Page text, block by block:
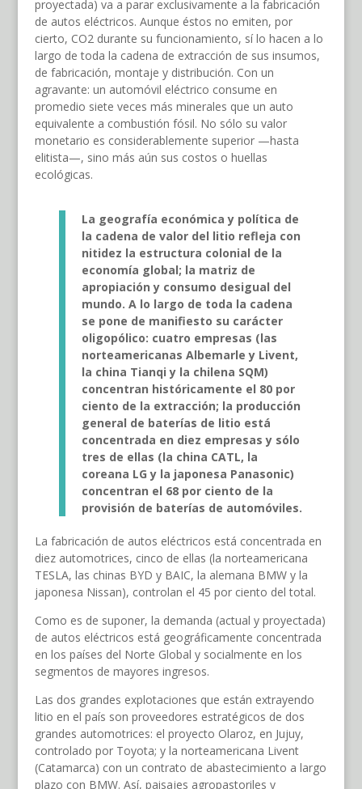
proyectada) va a parar exclusivamente a la fabricación
de autos eléctricos. Aunque éstos no emiten, por
cierto, CO2 durante su funcionamiento, sí lo hacen a lo
largo de toda la cadena de extracción de sus insumos,
de fabricación, montaje y distribución. Con un
agravante: un automóvil eléctrico consume en
promedio siete veces más minerales que un auto
equivalente a combustión fósil. No sólo su valor
monetario es considerablemente superior —hasta
elitista—, sino más aún sus costos o huellas
ecológicas.
La geografía económica y política de
la cadena de valor del litio refleja con
nitidez la estructura colonial de la
economía global; la matriz de
apropiación y consumo desigual del
mundo. A lo largo de toda la cadena
se pone de manifiesto su carácter
oligopólico: cuatro empresas (las
norteamericanas Albemarle y Livent,
la china Tianqi y la chilena SQM)
concentran históricamente el 80 por
ciento de la extracción; la producción
general de baterías de litio está
concentrada en diez empresas y sólo
tres de ellas (la china CATL, la
coreana LG y la japonesa Panasonic)
concentran el 68 por ciento de la
provisión de baterías de automóviles.
La fabricación de autos eléctricos está concentrada en
diez automotrices, cinco de ellas (la norteamericana
TESLA, las chinas BYD y BAIC, la alemana BMW y la
japonesa Nissan), controlan el 45 por ciento del total.
Como es de suponer, la demanda (actual y proyectada)
de autos eléctricos está geográficamente concentrada
en los países del Norte Global y socialmente en los
segmentos de mayores ingresos.
Las dos grandes explotaciones que están extrayendo
litio en el país son proveedores estratégicos de dos
grandes automotrices: el proyecto Olaroz, en Jujuy,
controlado por Toyota; y la norteamericana Livent
(Catamarca) con un contrato de abastecimiento a largo
plazo con BMW. Así, paisajes agropastoriles y